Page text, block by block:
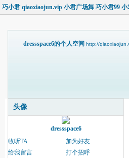
巧小君 qiaoxiaojun.vip 小君广场舞 巧小君99
dressspace6的个人空间 http://
头像
dressspace6
收听TA
加为好友
给我留言
打个招呼